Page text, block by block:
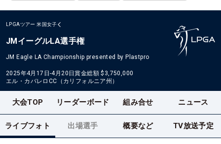
LPGAツアー 米国女子
JMイーグルLA選手権
JM Eagle LA Championship presented by Plastpro
2025年4月17日-4月20日賞金総額 $3,750,000
エル・カバレロCC（カリフォルニア州）
大会TOP リーダーボード 組み合せ ニュース
ライブフォト 出場選手 概要など TV放送予定